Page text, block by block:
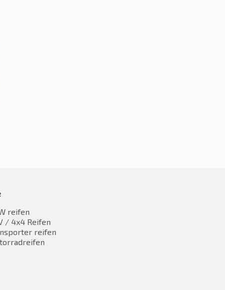
109/107S
reifen
/ 4x4 Reifen
reifen